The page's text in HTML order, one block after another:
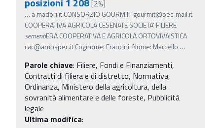
[2%]
… a madori.it CONSORZIO GOURM.IT gourmit@pec-mail.it
COOPERATIVA AGRICOLA CESENATE SOCIETA' FILIERE
sementiERA COOPERATIVA E AGRICOLA ORTOVIVAISTICA
cac@arubapec.it Cognome: Francini. Nome: Marcello …
Parole chiave: Filiere, Fondi e Finanziamenti,
Contratti di filiera e di distretto, Normativa,
Ordinanza, Ministero della agricoltura, della
sovranità alimentare e delle foreste, Pubblicità
legale
Ultima modifica: